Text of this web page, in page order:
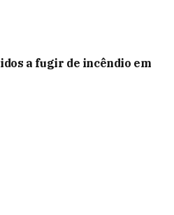
a fugir de incêndio em